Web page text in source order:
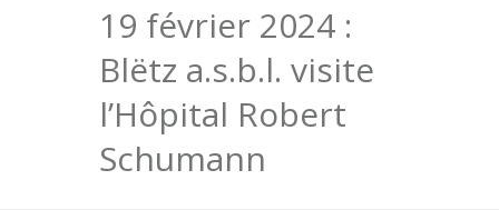
19 février 2024 :
Blëtz a.s.b.l. visite
l’Hôpital Robert
Schumann